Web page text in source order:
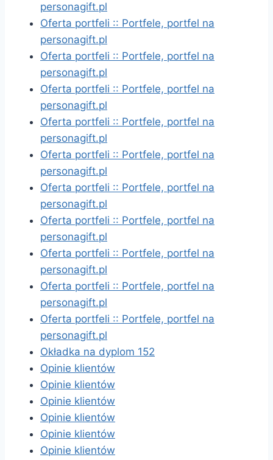
personagift.pl
Oferta portfeli :: Portfele, portfel na
personagift.pl
Oferta portfeli :: Portfele, portfel na
personagift.pl
Oferta portfeli :: Portfele, portfel na
personagift.pl
Oferta portfeli :: Portfele, portfel na
personagift.pl
Oferta portfeli :: Portfele, portfel na
personagift.pl
Oferta portfeli :: Portfele, portfel na
personagift.pl
Oferta portfeli :: Portfele, portfel na
personagift.pl
Oferta portfeli :: Portfele, portfel na
personagift.pl
Oferta portfeli :: Portfele, portfel na
personagift.pl
Oferta portfeli :: Portfele, portfel na
personagift.pl
Okładka na dyplom 152
Opinie klientów
Opinie klientów
Opinie klientów
Opinie klientów
Opinie klientów
Opinie klientów